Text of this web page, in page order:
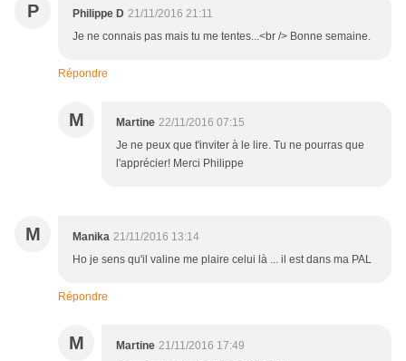
P Philippe D 21/11/2016 21:11
Je ne connais pas mais tu me tentes...<br /> Bonne semaine.
Répondre
M Martine 22/11/2016 07:15
Je ne peux que t'inviter à le lire. Tu ne pourras que
l'apprécier! Merci Philippe
M Manika 21/11/2016 13:14
Ho je sens qu'il valine me plaire celui là ... il est dans ma PAL
Répondre
M Martine 21/11/2016 17:49